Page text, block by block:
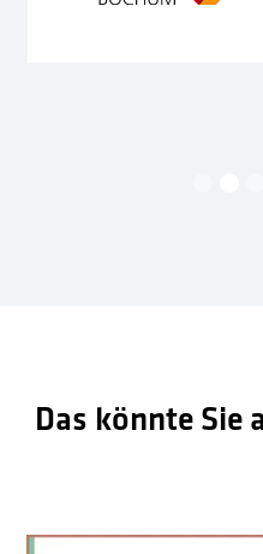
Das könnte Sie